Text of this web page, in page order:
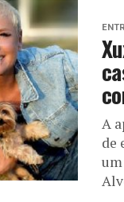
A
de